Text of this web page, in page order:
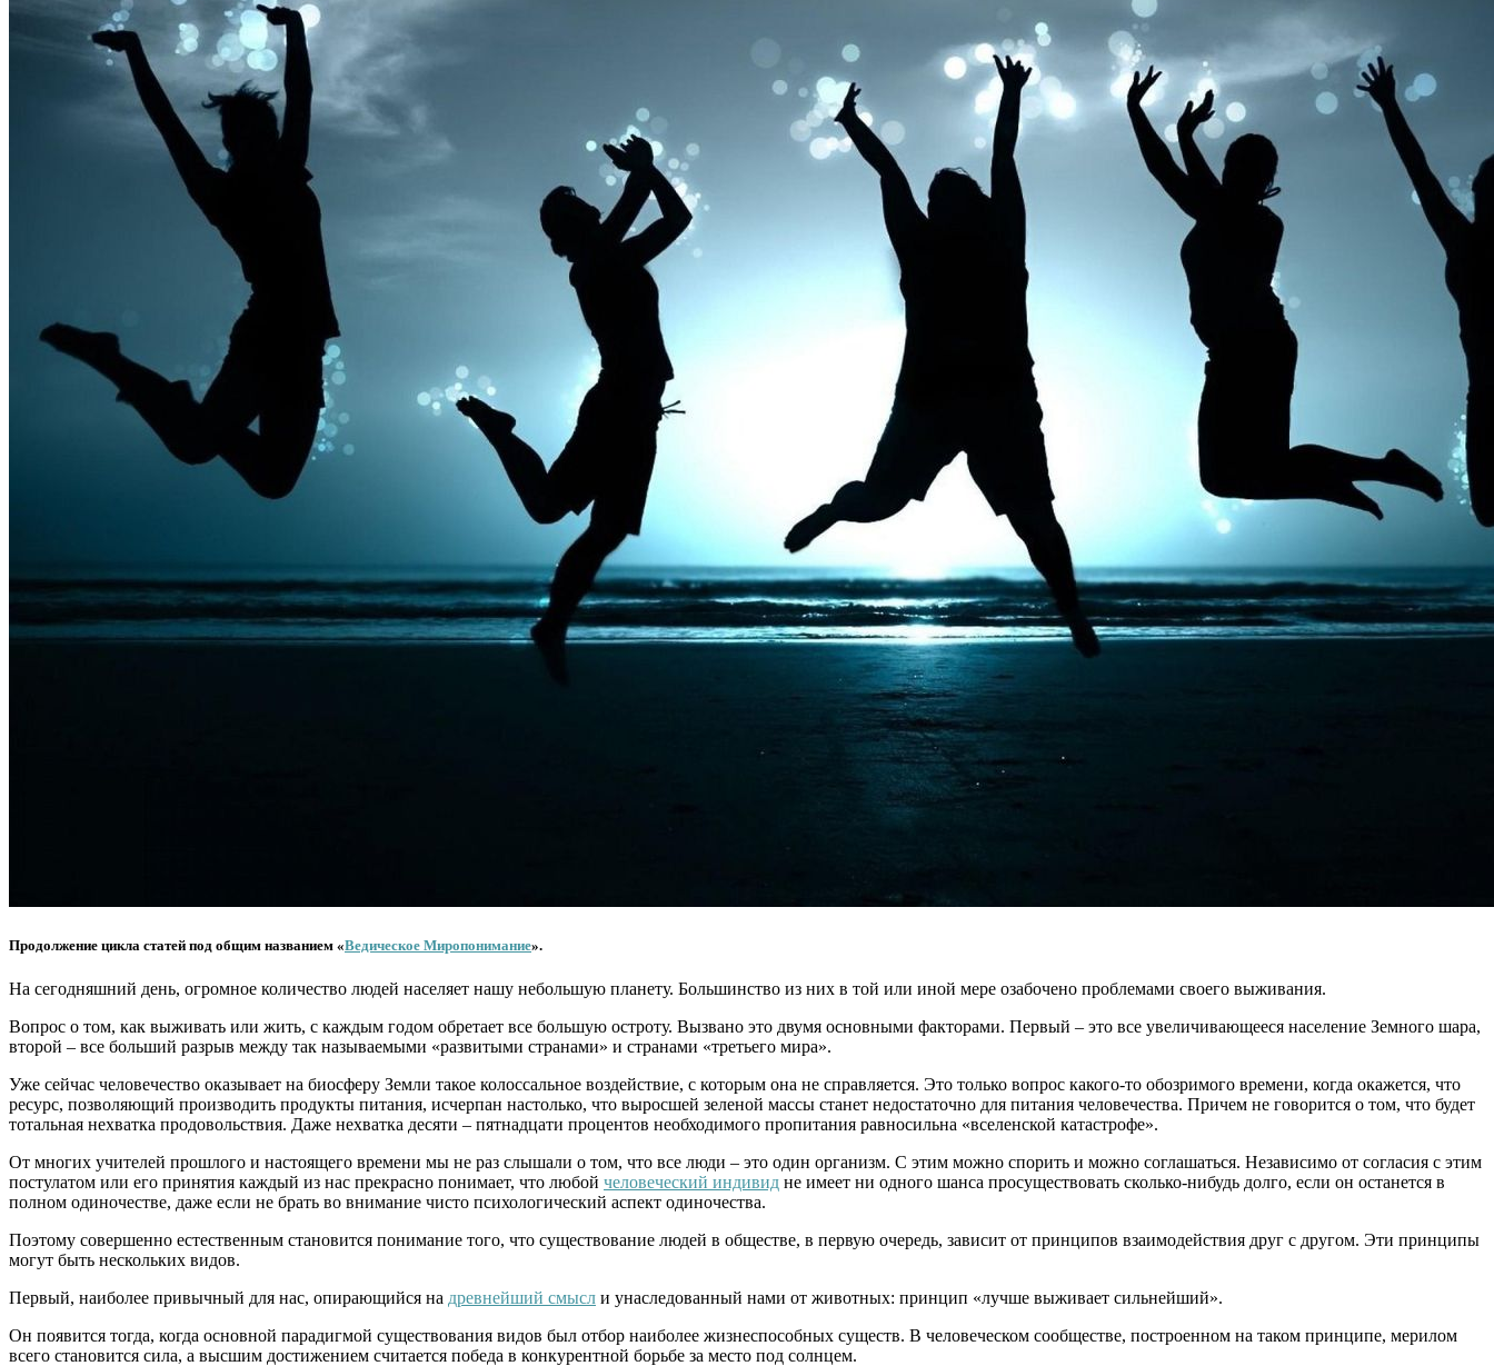
Продолжение цикла статей под общим названием «Ведическое Миропонимание».
На сегодняшний день, огромное количество людей населяет нашу небольшую планету. Большинство из них в той или иной мере озабочено проблемами своего выживания.
Вопрос о том, как выживать или жить, с каждым годом обретает все большую остроту. Вызвано это двумя основными факторами. Первый – это все увеличивающееся население Земного шара,
второй – все больший разрыв между так называемыми «развитыми странами» и странами «третьего мира».
Уже сейчас человечество оказывает на биосферу Земли такое колоссальное воздействие, с которым она не справляется. Это только вопрос какого-то обозримого времени, когда окажется, что
ресурс, позволяющий производить продукты питания, исчерпан настолько, что выросшей зеленой массы станет недостаточно для питания человечества. Причем не говорится о том, что будет
тотальная нехватка продовольствия. Даже нехватка десяти – пятнадцати процентов необходимого пропитания равносильна «вселенской катастрофе».
От многих учителей прошлого и настоящего времени мы не раз слышали о том, что все люди – это один организм. С этим можно спорить и можно соглашаться. Независимо от согласия с этим
постулатом или его принятия каждый из нас прекрасно понимает, что любой человеческий индивид не имеет ни одного шанса просуществовать сколько-нибудь долго, если он останется в
полном одиночестве, даже если не брать во внимание чисто психологический аспект одиночества.
Поэтому совершенно естественным становится понимание того, что существование людей в обществе, в первую очередь, зависит от принципов взаимодействия друг с другом. Эти принципы
могут быть нескольких видов.
Первый, наиболее привычный для нас, опирающийся на древнейший смысл и унаследованный нами от животных: принцип «лучше выживает сильнейший».
Он появится тогда, когда основной парадигмой существования видов был отбор наиболее жизнеспособных существ. В человеческом сообществе, построенном на таком принципе, мерилом
всего становится сила, а высшим достижением считается победа в конкурентной борьбе за место под солнцем.